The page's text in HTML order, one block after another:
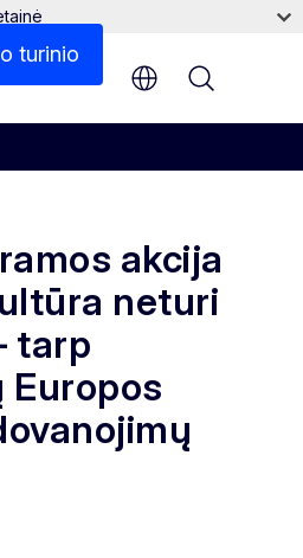
turinio
akcija
neturi
tarp
Europos